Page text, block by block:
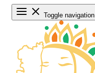
Toggle navigation